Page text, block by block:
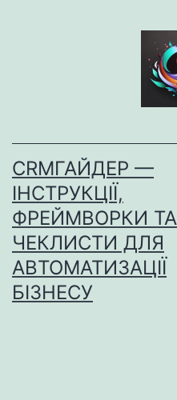
CRMГАЙДЕР —
ІНСТРУКЦІЇ,
ФРЕЙМВОРКИ ТА
ЧЕКЛИСТИ ДЛЯ
АВТОМАТИЗАЦІЇ
БІЗНЕСУ